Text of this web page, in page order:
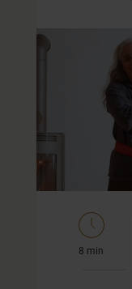
In dieser
Deinen
8 min